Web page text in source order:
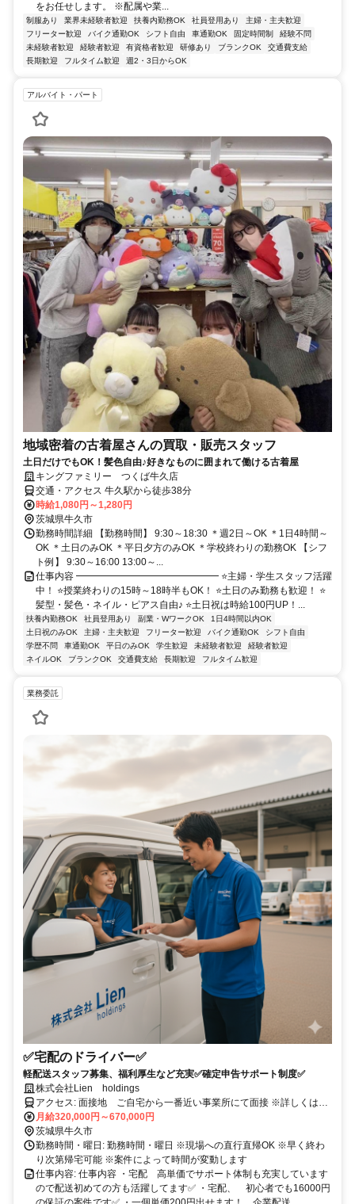
をお任せします。 ※配属や業...
制服あり 業界未経験者歓迎 扶養内勤務OK 社員登用あり
主婦・主夫歓迎
フリーター歓迎
バイク通勤OK シフト自由 車通勤OK 固定時間制
経験不問
未経験者歓迎
経験者歓迎 有資格者歓迎 研修あり ブランクOK
交通費支給
長期歓迎
フルタイム歓迎 週2・3日からOK
アルバイト・パート
地域密着の古着屋さんの買取・販売スタッフ
土日だけでもOK！髪色自由♪好きなものに囲まれて働ける古着屋
キングファミリー つくば牛久店
交通・アクセス 牛久駅から徒歩38分
時給1,080円～1,280円
茨城県牛久市
勤務時間詳細 【勤務時間】 9:30～18:30 ＊週2日～OK ＊1日4時間～
OK ＊土日のみOK ＊平日夕方のみOK ＊学校終わりの勤務OK 【シフ
ト例】 9:30～16:00 13:00～...
仕事内容 ━━━━━━━━━━━━━━━ ⭐主婦・学生スタッフ活躍
中！ ⭐授業終わりの15時～18時半もOK！ ⭐土日のみ勤務も歓迎！ ⭐
髪型・髪色・ネイル・ピアス自由♪ ⭐土日祝は時給100円UP！...
扶養内勤務OK 社員登用あり 副業・WワークOK
1日4時間以内OK
土日祝のみOK
主婦・主夫歓迎 フリーター歓迎 バイク通勤OK
シフト自由
学歴不問
車通勤OK 平日のみOK 学生歓迎 未経験者歓迎
経験者歓迎
ネイルOK
ブランクOK 交通費支給 長期歓迎 フルタイム歓迎
業務委託
✅宅配のドライバー✅
軽配送スタッフ募集、福利厚生など充実✅確定申告サポート制度✅
株式会社Lien holdings
アクセス: 面接地 ご自宅から一番近い事業所にて面接 ※詳しくは応
募時にご案内します！ 配属先は千葉県内各地、東京都、埼玉県、神
奈川県etc... 地元でできる仕事が各地にあります！
月給320,000円～670,000円
茨城県牛久市
勤務時間・曜日: 勤務時間・曜日 ※現場への直行直帰OK ※早く終わ
り次第帰宅可能 ※案件によって時間が変動します
仕事内容: 仕事内容 ・宅配 高単価でサポート体制も充実しています
ので配送初めての方も活躍してます✅ ・宅配、 初心者でも16000円